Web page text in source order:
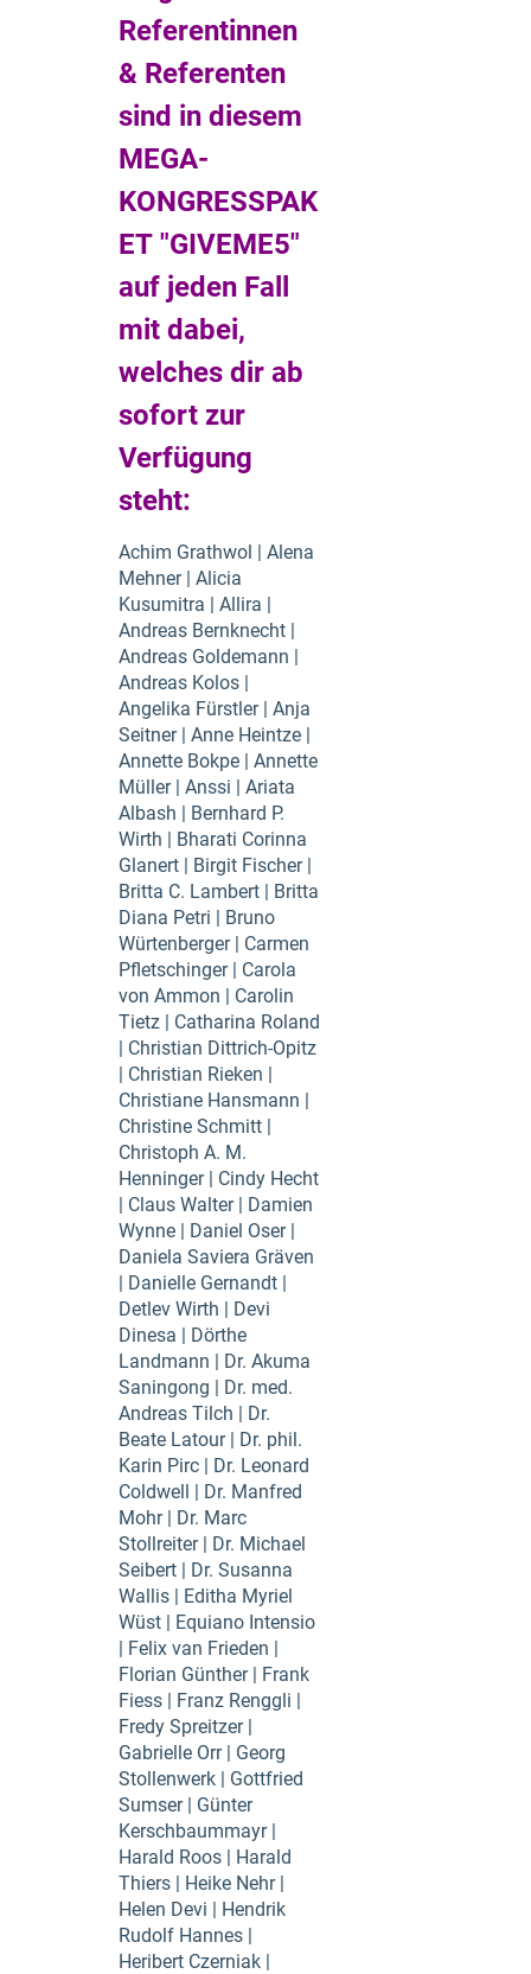
Referentinnen
& Referenten
sind in diesem
MEGA-
KONGRESSPAK
ET "GIVEME5"
auf jeden Fall
mit dabei,
welches dir ab
sofort zur
Verfügung
steht:
Achim Grathwol | Alena
Mehner | Alicia
Kusumitra | Allira |
Andreas Bernknecht |
Andreas Goldemann |
Andreas Kolos |
Angelika Fürstler | Anja
Seitner | Anne Heintze |
Annette Bokpe | Annette
Müller | Anssi | Ariata
Albash | Bernhard P.
Wirth | Bharati Corinna
Glanert | Birgit Fischer |
Britta C. Lambert | Britta
Diana Petri | Bruno
Würtenberger | Carmen
Pfletschinger | Carola
von Ammon | Carolin
Tietz | Catharina Roland
| Christian Dittrich-Opitz
| Christian Rieken |
Christiane Hansmann |
Christine Schmitt |
Christoph A. M.
Henninger | Cindy Hecht
| Claus Walter | Damien
Wynne | Daniel Oser |
Daniela Saviera Gräven
| Danielle Gernandt |
Detlev Wirth | Devi
Dinesa | Dörthe
Landmann | Dr. Akuma
Saningong | Dr. med.
Andreas Tilch | Dr.
Beate Latour | Dr. phil.
Karin Pirc | Dr. Leonard
Coldwell | Dr. Manfred
Mohr | Dr. Marc
Stollreiter | Dr. Michael
Seibert | Dr. Susanna
Wallis | Editha Myriel
Wüst | Equiano Intensio
| Felix van Frieden |
Florian Günther | Frank
Fiess | Franz Renggli |
Fredy Spreitzer |
Gabrielle Orr | Georg
Stollenwerk | Gottfried
Sumser | Günter
Kerschbaummayr |
Harald Roos | Harald
Thiers | Heike Nehr |
Helen Devi | Hendrik
Rudolf Hannes |
Heribert Czerniak |